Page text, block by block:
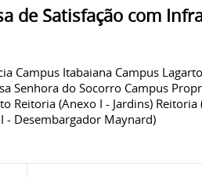
de Satisfação com
Campus Itabaiana Campus
Senhora do Socorro Campus
Reitoria (Anexo I - Jardins) Reitoria
- Desembargador Maynard)